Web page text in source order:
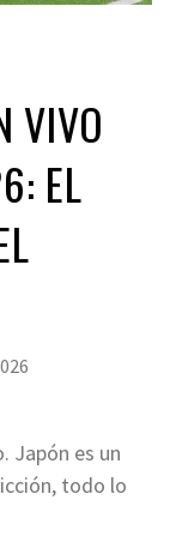
VIVO
EL
Japón es un
todo lo